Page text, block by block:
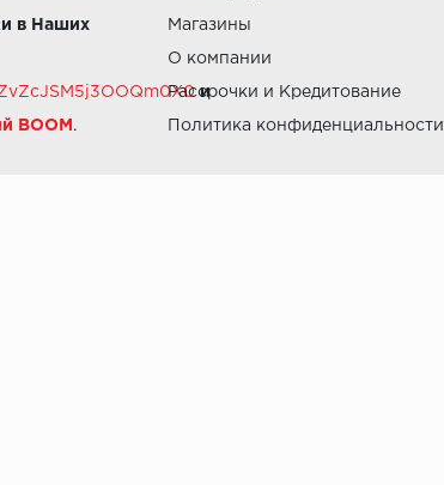
в Наших
и
BOOM .
Магазины
О компании
Рассрочки и Кредитование
Политика конфиденциальности